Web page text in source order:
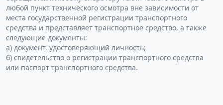
любой пункт технического осмотра вне зависимости от
места государственной регистрации транспортного
средства и представляет транспортное средство, а также
следующие документы:
а) документ, удостоверяющий личность;
б) свидетельство о регистрации транспортного средства
или паспорт транспортного средства.